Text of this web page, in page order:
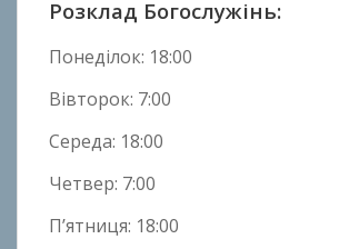
н
и
Розклад Богослужінь:
Понеділок: 18:00
Вівторок: 7:00
Середа: 18:00
Четвер: 7:00
П’ятниця: 18:00